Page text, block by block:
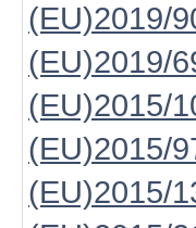
(EU)2019/
(EU)2019/
(EU)2015/
(EU)2015/
(EU)2015/